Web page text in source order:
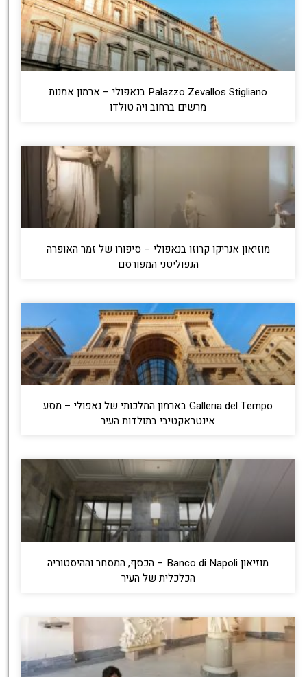
Palazzo Zevallos Stigliano בנאפולי – ארמון אמנות
מרשים ברחוב ויה טולדו
מוזיאון אנריקו קרוזו בנאפולי – סיפורו של זמר האופרה
הנפוליטני המפורסם
Galleria del Tempo בארמון המלכותי של נאפולי – מסע
אינטראקטיבי בתולדות העיר
מוזיאון Banco di Napoli – הכסף, המסחר וההיסטוריה
הכלכלית של העיר